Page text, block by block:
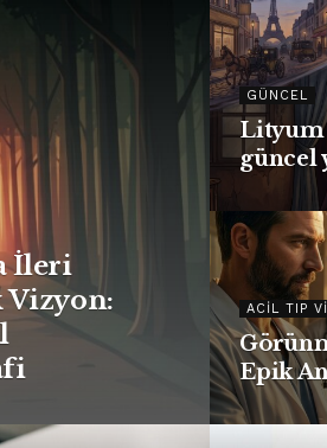
İleri
GÜNCEL
Lityum
güncel
ACIL TIP
Epik